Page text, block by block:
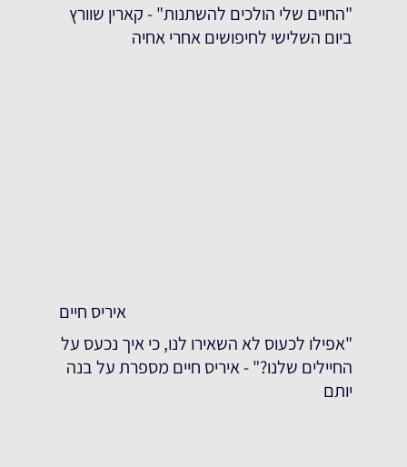
"החיים שלי הולכים להשתנות" - קארין שוורץ
ביום השלישי לחיפושים אחרי אחיה
איריס חיים
"אפילו לכעוס לא השאירו לנו, כי איך נכעס על
החיילים שלנו?" - איריס חיים מספרת על בנה
יותם